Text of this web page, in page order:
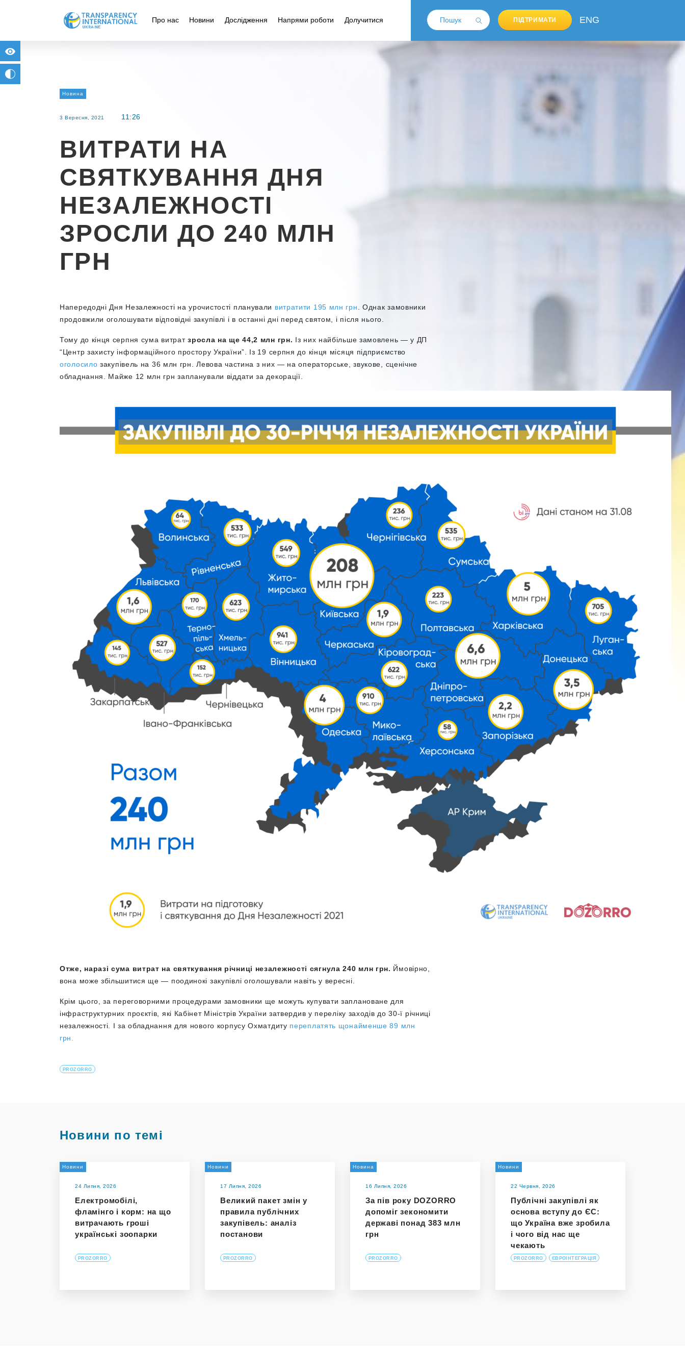
Про нас Новини Дослідження Напрями роботи Долучитися ПІДТРИМАТИ ENG
Новина
3 Вересня, 2021 11:26
ВИТРАТИ НА
СВЯТКУВАННЯ ДНЯ
НЕЗАЛЕЖНОСТІ
ЗРОСЛИ ДО 240 МЛН
ГРН
Напередодні Дня Незалежності на урочистості планували витратити 195 млн грн . Однак замовники
продовжили оголошувати відповідні закупівлі і в останні дні перед святом, і після нього.
Тому до кінця серпня сума витратзросла на ще 44,2 млн грн. Із них найбільше замовлень — у ДП
“Центр захисту інформаційного простору України”. Із 19 серпня до кінця місяця підприємство
оголосило закупівель на 36 млн грн. Левова частина з них — на операторське, звукове, сценічне
обладнання. Майже 12 млн грн запланували віддати за декорації.
Отже, наразі сума витрат на святкування річниці незалежності сягнула 240 млн грн. Ймовірно,
вона може збільшитися ще — поодинокі закупівлі оголошували навіть у вересні.
Крім цього, за переговорними процедурами замовники ще можуть купувати заплановане для
інфраструктурних проєктів, які Кабінет Міністрів України затвердив у переліку заходів до 30-ї річниці
незалежності. І за обладнання для нового корпусу Охматдиту переплатять щонайменше 89 млн
грн.
PROZORRO
Новини по темі
Новини
24 Липня, 2026
Електромобілі,
фламінго і корм: на що
витрачають гроші
українські зоопарки
PROZORRO
Новини
17 Липня, 2026
Великий пакет змін у
правила публічних
закупівель: аналіз
постанови
PROZORRO
Новина
16 Липня, 2026
За пів року DOZORRO
допоміг зекономити
державі понад 383 млн
грн
PROZORRO
Новини
22 Червня, 2026
Публічні закупівлі як
основа вступу до ЄС:
що Україна вже зробила
і чого від нас ще
чекають
PROZORRO ЄВРОІНТЕГРАЦІЯ